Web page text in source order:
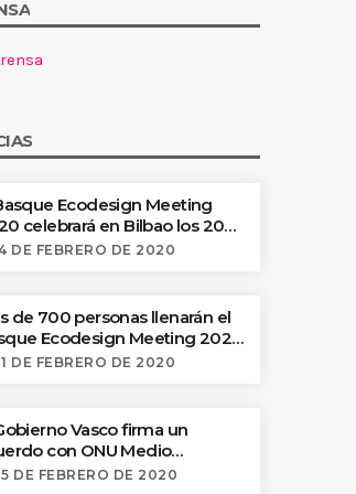
en
Ecodesign Meeting
celebrará en Bilbao los 20
de liderazgo en innovación
DE FEBRERO DE 2020
de 700 personas llenarán el
Ecodesign Meeting 2020
DE FEBRERO DE 2020
Vasco firma un
con ONU Medio
para apoyar a países en
DE FEBRERO DE 2020